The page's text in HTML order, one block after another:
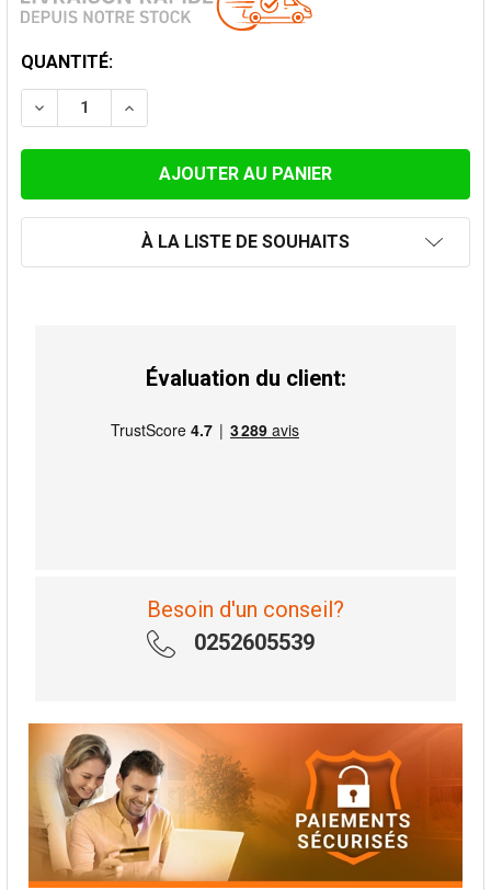
STOCK
ACTUEL:
QUANTITÉ:
DIMINUER LA QUANTITÉ DE SUPPORT MURAL 0-120
AUGMENTER LA QUANTITÉ DE SUPPORT
À LA LISTE DE SOUHAITS
Évaluation du client:
Besoin d'un conseil?
0252605539